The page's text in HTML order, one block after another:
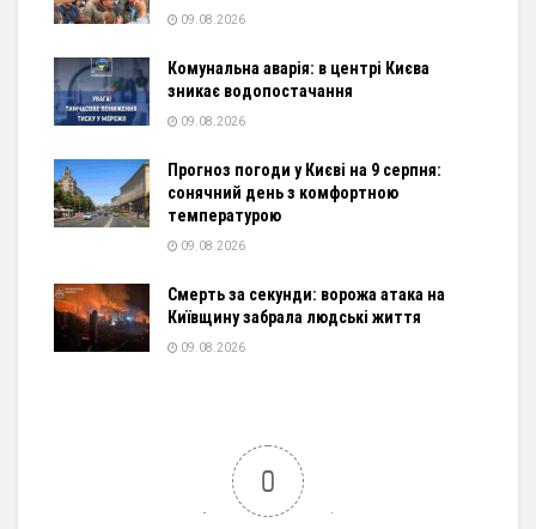
09.08.2026
Комунальна аварія: в центрі Києва
зникає водопостачання
09.08.2026
Прогноз погоди у Києві на 9 серпня:
сонячний день з комфортною
температурою
09.08.2026
Смерть за секунди: ворожа атака на
Київщину забрала людські життя
09.08.2026
0